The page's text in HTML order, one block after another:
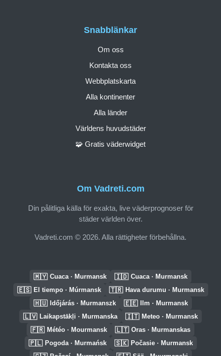
Om Vadreti.com
Din pålitliga källa för exakta, live väderprognoser för
städer världen över.
Vadreti.com © 2026. Alla rättigheter förbehållna.
Snabblänkar
Om oss
Kontakta oss
Webbplatskarta
Alla kontinenter
Alla länder
Världens huvudstäder
🧩 Gratis väderwidget
🇲🇾 Cuaca · Murmansk 🇮🇩 Cuaca · Murmansk
🇪🇸 El tiempo · Múrmansk 🇹🇷 Hava durumu · Murmansk
🇭🇺 Időjárás · Murmanszk 🇪🇪 Ilm · Murmansk
🇱🇻 Laikapstākļi · Murmanska 🇮🇹 Meteo · Murmansk
🇫🇷 Météo · Mourmansk 🇱🇹 Oras · Murmanskas
🇵🇱 Pogoda · Murmańsk 🇸🇰 Počasie · Murmansk